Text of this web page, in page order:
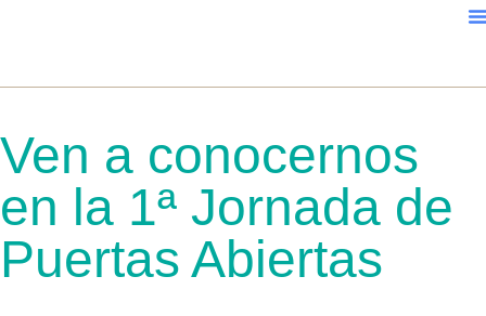
Ven a conocernos
en la 1ª Jornada de
Puertas Abiertas